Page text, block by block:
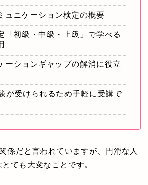
ュニケーション検定の概要
「初級・中級・上級」で学べる
ーションギャップの解消に役立
が受けられるため手軽に受講で
係だと言われていますが、円滑な人
ても大変なことです。